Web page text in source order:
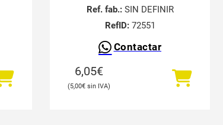
Ref. fab.:SIN DEFINIR
RefID:72551
Contactar
6,05€
5,00€